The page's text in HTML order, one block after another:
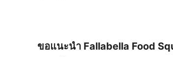
ขอแนะนำ Fallabella Food